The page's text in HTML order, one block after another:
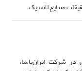
صنایع لاستیک
در شرکت ایران‌یاسا،